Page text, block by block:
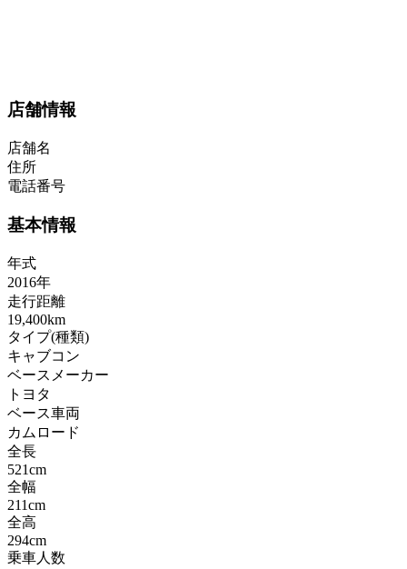
店舗情報
店舗名
住所
電話番号
基本情報
年式
2016年
走行距離
19,400km
タイプ(種類)
キャブコン
ベースメーカー
トヨタ
ベース車両
カムロード
全長
521cm
全幅
211cm
全高
294cm
乗車人数